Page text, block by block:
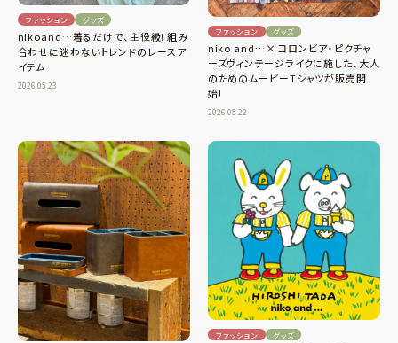
ファッション グッズ
nikoand…着るだけで、主役級! 組み
合わせに迷わないトレンドのレースア
イテム
2026.05.23
ファッション グッズ
niko and…× コロンビア・ピクチャ
ーズヴィンテージライクに施した、大人
のためのムービーTシャツが販売開
始!
2026.05.22
ファッション グッズ